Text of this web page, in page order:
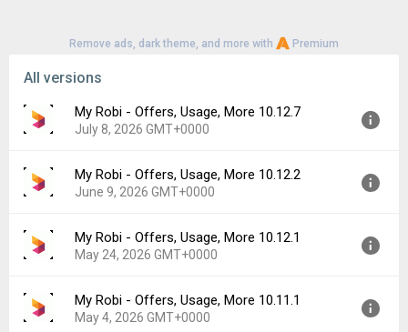
Remove ads, dark theme, and more with Premium
All versions
My Robi - Offers, Usage, More 10.12.7
July 8, 2026 GMT+0000
Version:
10.12.7
Uploaded:
July 8, 2026 at 3:15PM GMT+0000
Downloads:
26
My Robi - Offers, Usage, More 10.12.2
June 9, 2026 GMT+0000
Version:
10.12.2
Uploaded:
June 9, 2026 at 5:25PM GMT+0000
Downloads:
25
My Robi - Offers, Usage, More 10.12.1
May 24, 2026 GMT+0000
Version:
10.12.1
Uploaded:
May 24, 2026 at 7:11AM GMT+0000
My Robi - Offers, Usage, More 10.11.1
May 4, 2026 GMT+0000